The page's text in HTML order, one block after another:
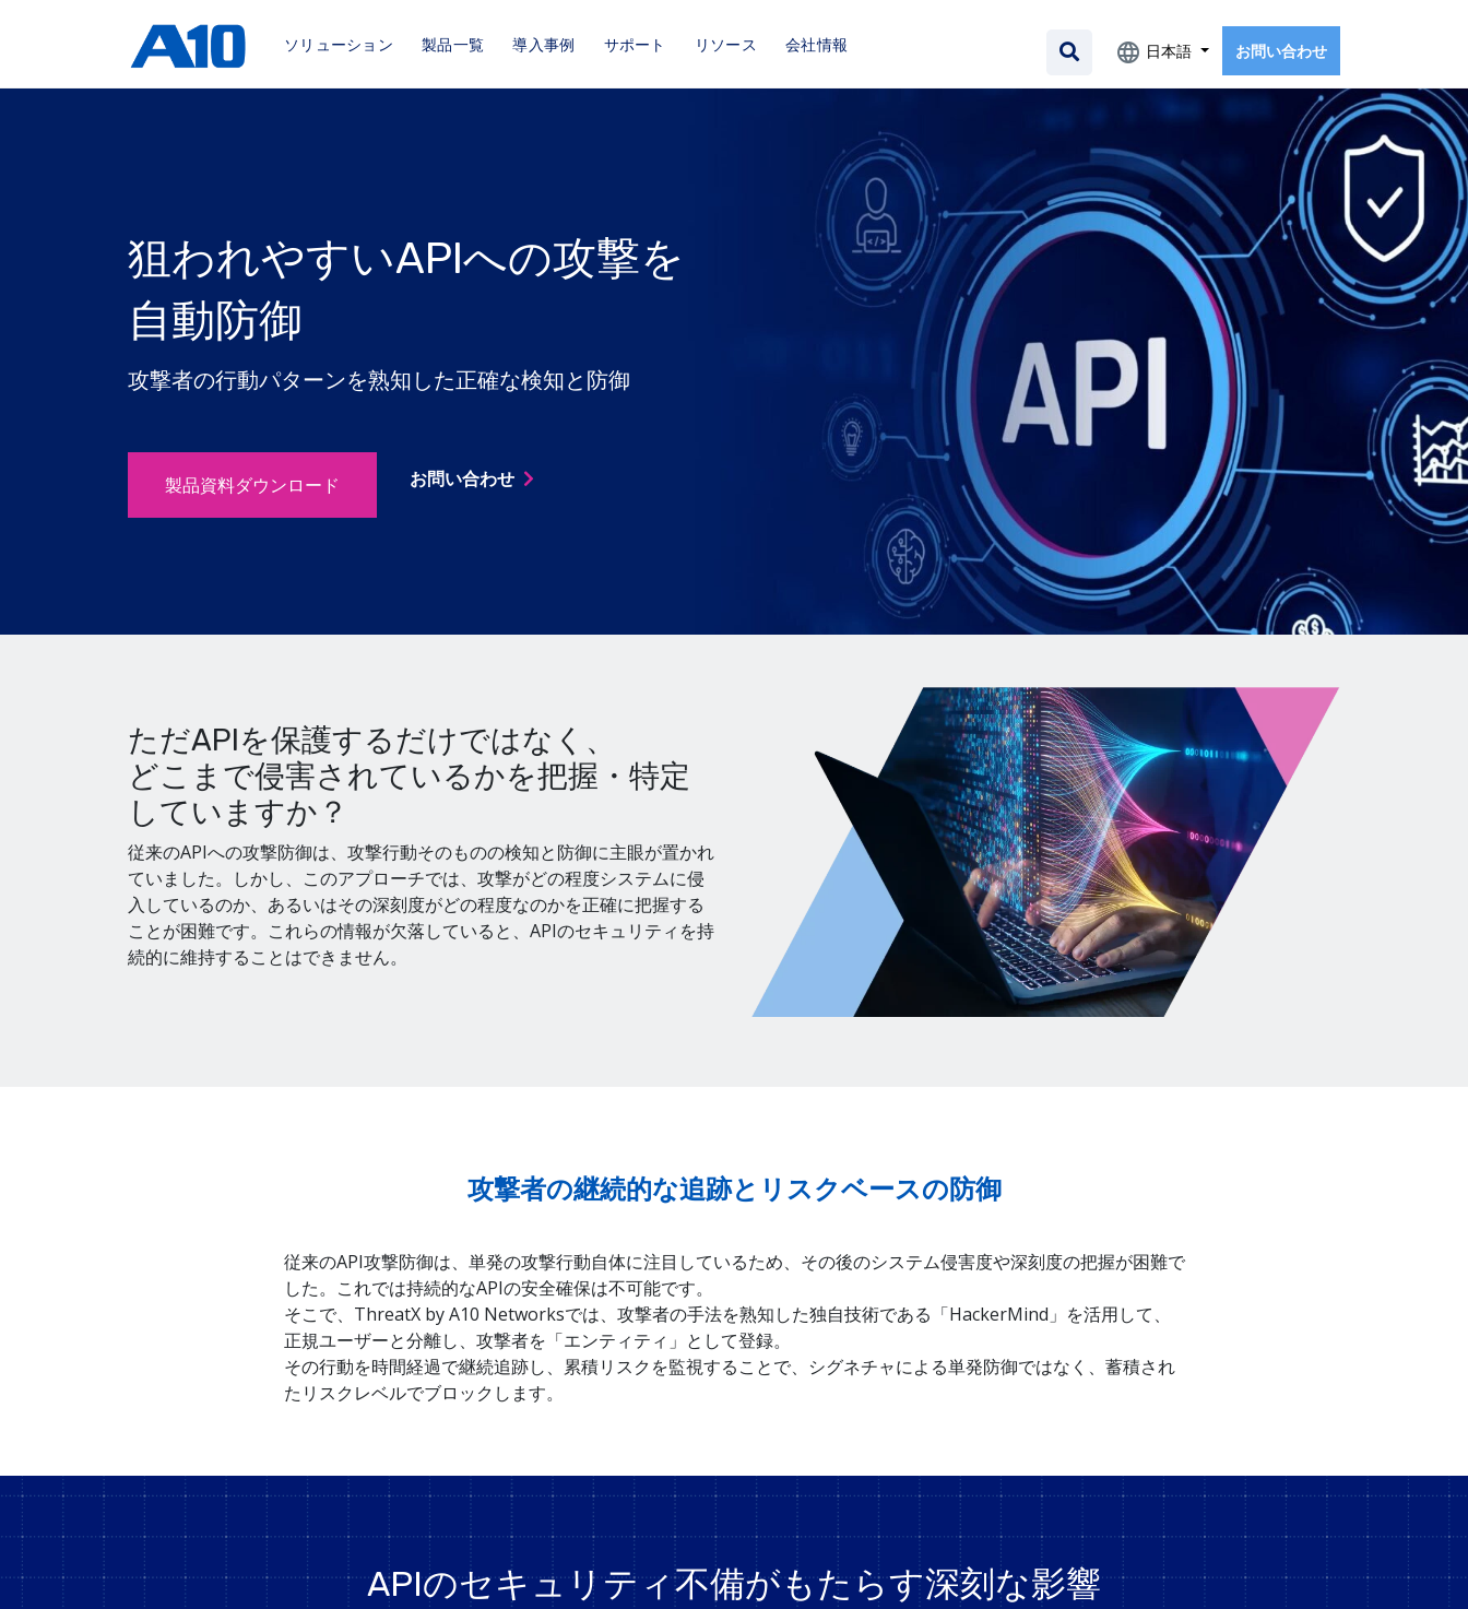
ソリューション 製品一覧 導入事例 サポート リソース 会社情報 日本語 お問い合わせ
狙われやすいAPIへの攻撃を
自動防御
攻撃者の行動パターンを熟知した正確な検知と防御
製品資料ダウンロード お問い合わせ
ただAPIを保護するだけではなく、
どこまで侵害されているかを把握・特定
していますか？
従来のAPIへの攻撃防御は、攻撃行動そのものの検知と防御に主眼が置かれ
ていました。しかし、このアプローチでは、攻撃がどの程度システムに侵
入しているのか、あるいはその深刻度がどの程度なのかを正確に把握する
ことが困難です。これらの情報が欠落していると、APIのセキュリティを持
続的に維持することはできません。
攻撃者の継続的な追跡とリスクベースの防御
従来のAPI攻撃防御は、単発の攻撃行動自体に注目しているため、その後のシステム侵害度や深刻度の把握が困難で
した。これでは持続的なAPIの安全確保は不可能です。
そこで、ThreatX by A10 Networksでは、攻撃者の手法を熟知した独自技術である「HackerMind」を活用して、
正規ユーザーと分離し、攻撃者を「エンティティ」として登録。
その行動を時間経過で継続追跡し、累積リスクを監視することで、シグネチャによる単発防御ではなく、蓄積され
たリスクレベルでブロックします。
APIのセキュリティ不備がもたらす深刻な影響